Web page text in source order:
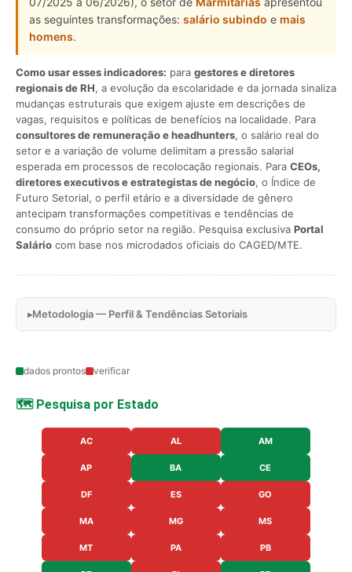
as seguintes transformações: salário subindo e mais
homens.
Como usar esses indicadores: para gestores e diretores
regionais de RH, a evolução da escolaridade e da jornada sinaliza
mudanças estruturais que exigem ajuste em descrições de
vagas, requisitos e políticas de benefícios na localidade. Para
consultores de remuneração e headhunters, o salário real do
setor e a variação de volume delimitam a pressão salarial
esperada em processos de recolocação regionais. Para CEOs,
diretores executivos e estrategistas de negócio, o Índice de
Futuro Setorial, o perfil etário e a diversidade de gênero
antecipam transformações competitivas e tendências de
consumo do próprio setor na região. Pesquisa exclusiva Portal
Salário com base nos microdados oficiais do CAGED/MTE.
Metodologia — Perfil & Tendências Setoriais
dados prontos verificar
🗺️ Pesquisa por Estado
AC AL AM
AP BA CE
DF ES GO
MA MG MS
MT PA PB